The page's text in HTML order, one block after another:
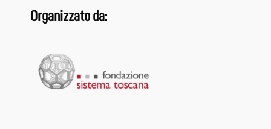
Organizzato da: